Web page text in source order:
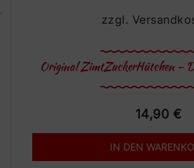
zzgl.
Original ZimtZuckerHütchen –
14,90 €
IN DEN